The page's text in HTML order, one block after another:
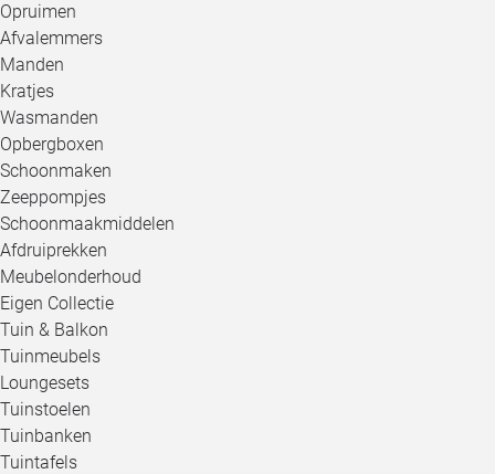
Opruimen
Afvalemmers
Manden
Kratjes
Wasmanden
Opbergboxen
Schoonmaken
Zeeppompjes
Schoonmaakmiddelen
Afdruiprekken
Meubelonderhoud
Eigen Collectie
Tuin & Balkon
Tuinmeubels
Loungesets
Tuinstoelen
Tuinbanken
Tuintafels